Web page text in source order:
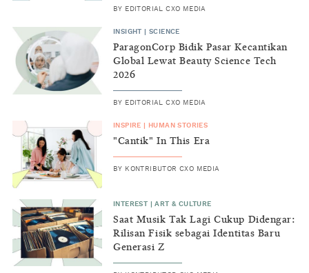
BY EDITORIAL CXO MEDIA
INSIGHT |SCIENCE
ParagonCorp Bidik Pasar Kecantikan
Global Lewat Beauty Science Tech
2026
BY EDITORIAL CXO MEDIA
INSPIRE HUMAN STORIES
"Cantik" In This Era
BY KONTRIBUTOR CXO MEDIA
INTEREST |ART & CULTURE
Saat Musik Tak Lagi Cukup Didengar:
Rilisan Fisik sebagai Identitas Baru
Generasi Z